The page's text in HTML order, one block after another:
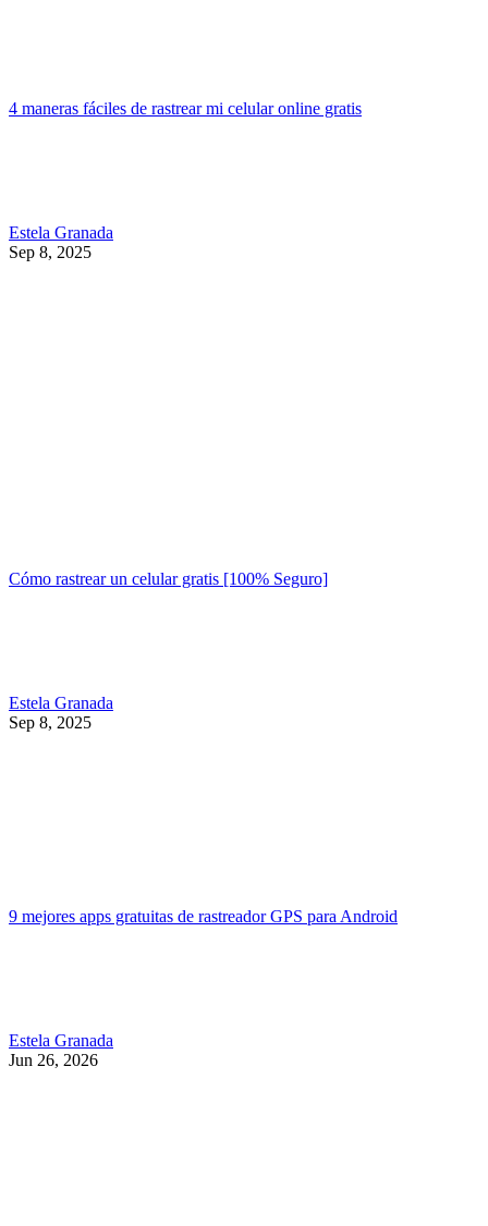
4 maneras fáciles de rastrear mi celular online gratis
Estela Granada
Sep 8, 2025
Cómo rastrear un celular gratis [100% Seguro]
Estela Granada
Sep 8, 2025
9 mejores apps gratuitas de rastreador GPS para Android
Estela Granada
Jun 26, 2026